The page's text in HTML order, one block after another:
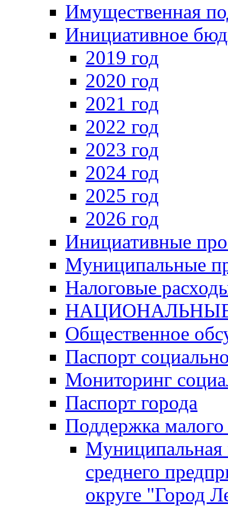
Имущественная
Инициативное
2019 год
2020 год
2021 год
2022 год
2023 год
2024 год
2025 год
2026 год
Инициативные
Муниципальные
Налоговые
Общественное
Паспорт
Мониторинг
Паспорт города
Поддержка малого
Муниципальная
среднего
округе "Город